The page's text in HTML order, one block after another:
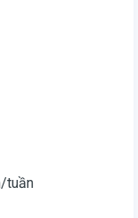
tuần